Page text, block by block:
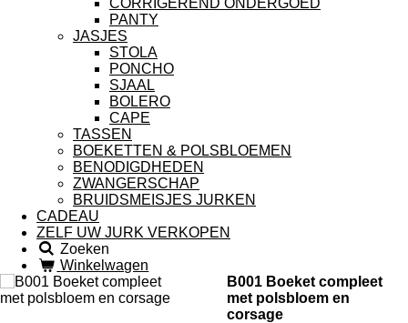
CORRIGEREND ONDERGOED
PANTY
JASJES
STOLA
PONCHO
SJAAL
BOLERO
CAPE
TASSEN
BOEKETTEN & POLSBLOEMEN
BENODIGDHEDEN
ZWANGERSCHAP
BRUIDSMEISJES JURKEN
CADEAU
ZELF UW JURK VERKOPEN
Zoeken
Winkelwagen
B001 Boeket compleet
met polsbloem en
corsage